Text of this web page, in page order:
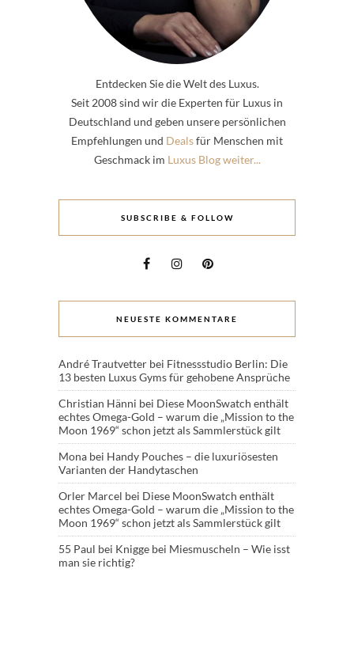
Entdecken Sie die Welt des Luxus.
Seit 2008 sind wir die Experten für Luxus in
Deutschland und geben unsere persönlichen
Empfehlungen und Dealsfür Menschen mit
Geschmack im Luxus Blog weiter...
SUBSCRIBE & FOLLOW
NEUESTE KOMMENTARE
André Trautvetter bei Fitnessstudio Berlin: Die
13 besten Luxus Gyms für gehobene Ansprüche
Christian Hänni bei Diese MoonSwatch enthält
echtes Omega-Gold – warum die „Mission to the
Moon 1969“ schon jetzt als Sammlerstück gilt
Mona bei Handy Pouches – die luxuriösesten
Varianten der Handytaschen
Orler Marcel bei Diese MoonSwatch enthält
echtes Omega-Gold – warum die „Mission to the
Moon 1969“ schon jetzt als Sammlerstück gilt
55 Paul bei Knigge bei Miesmuscheln – Wie isst
man sie richtig?